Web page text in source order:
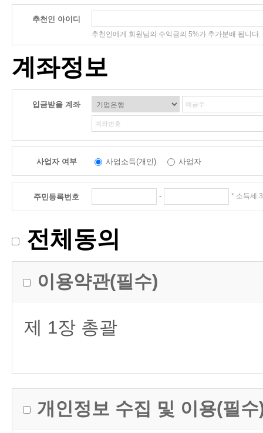
추천인 아이디
추천인에게 회원님의 수익금의 5%가 추가분배 됩니
계좌정보
입금받을 계좌
사업자 여부 사업소득(개인) 사업자
주민등록번호 - * 소득세
전체동의
이용약관(필수)
제 1장 총괄
이 약관은 (주)LinkAid(이하 "
개인정보 수집 및 이용(필수